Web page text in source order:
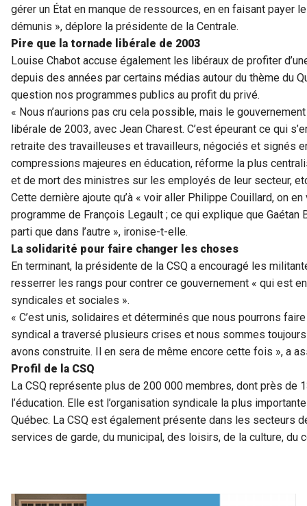
gérer un État en manque de ressources, en en faisant payer
démunis », déplore la présidente de la Centrale.
Pire que la tornade libérale de 2003
Louise Chabot accuse également les libéraux de profiter
depuis des années par certains médias autour du thème du
question nos programmes publics au profit du privé.
« Nous n’aurions pas cru cela possible, mais le
libérale de 2003, avec Jean Charest. C’est épeurant ce qui
retraite des travailleuses et travailleurs, négociés et signés
compressions majeures en éducation, réforme la plus
et de mort des ministres sur les employés de leur secteur,
Cette dernière ajoute qu’à « voir aller Philippe Couillard, on
programme de François Legault ; ce qui explique que Gaétan
parti que dans l’autre », ironise-t-elle.
La solidarité pour faire changer les choses
En terminant, la présidente de la CSQ a encouragé les
resserrer les rangs pour contrer ce gouvernement « qui est
syndicales et sociales ».
« C’est unis, solidaires et déterminés que nous pourrons
syndical a traversé plusieurs crises et nous sommes
avons construite. Il en sera de même encore cette fois », a
Profil de la CSQ
La CSQ représente plus de 200 000 membres, dont près de
l’éducation. Elle est l’organisation syndicale la plus
Québec. La CSQ est également présente dans les secteurs
services de garde, du municipal, des loisirs, de la culture, du